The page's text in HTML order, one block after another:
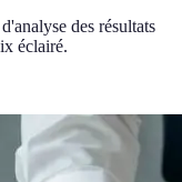
des résultats
éclairé.